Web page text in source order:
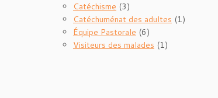
Catéchisme (3)
Catéchuménat des adultes (1)
Équipe Pastorale (6)
Visiteurs des malades (1)